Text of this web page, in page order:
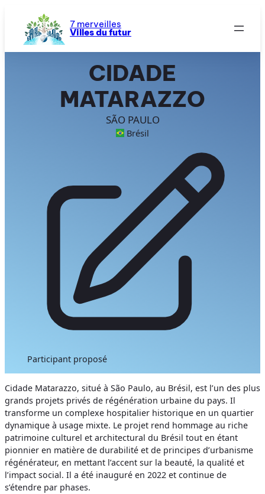
contenu
7 merveilles
Villes du futur
CIDADE
MATARAZZO
SÃO PAULO
Brésil
Participant proposé
Cidade Matarazzo, situé à São Paulo, au Brésil, est l’un des plus
grands projets privés de régénération urbaine du pays. Il
transforme un complexe hospitalier historique en un quartier
dynamique à usage mixte. Le projet rend hommage au riche
patrimoine culturel et architectural du Brésil tout en étant
pionnier en matière de durabilité et de principes d’urbanisme
régénérateur, en mettant l’accent sur la beauté, la qualité et
l’impact social. Il a été inauguré en 2022 et continue de
s’étendre par phases.